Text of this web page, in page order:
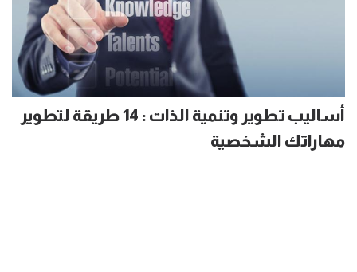
أساليب تطوير وتنمية الذات : 14 طريقة لتطوير
مهاراتك الشخصية